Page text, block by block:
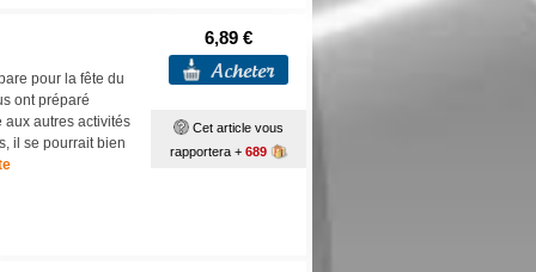
pour la fête du
ont préparé
aux autres activités
il se pourrait bien
6,89 €
Cet article vous
rapportera + 689